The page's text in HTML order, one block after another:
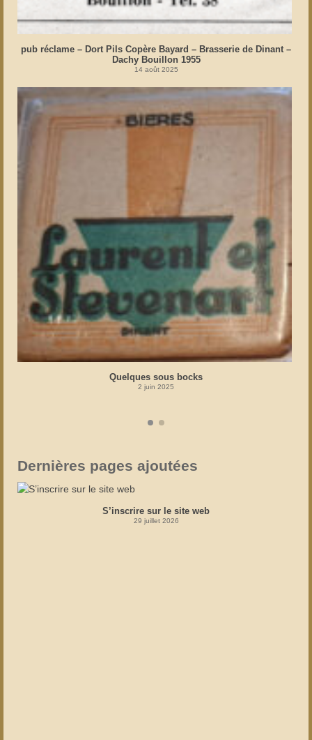
pub réclame – Dort Pils Copère Bayard – Brasserie de Dinant –
Dachy Bouillon 1955
14 août 2025
Quelques sous bocks
2 juin 2025
Dernières pages ajoutées
S’inscrire sur le site web
29 juillet 2026